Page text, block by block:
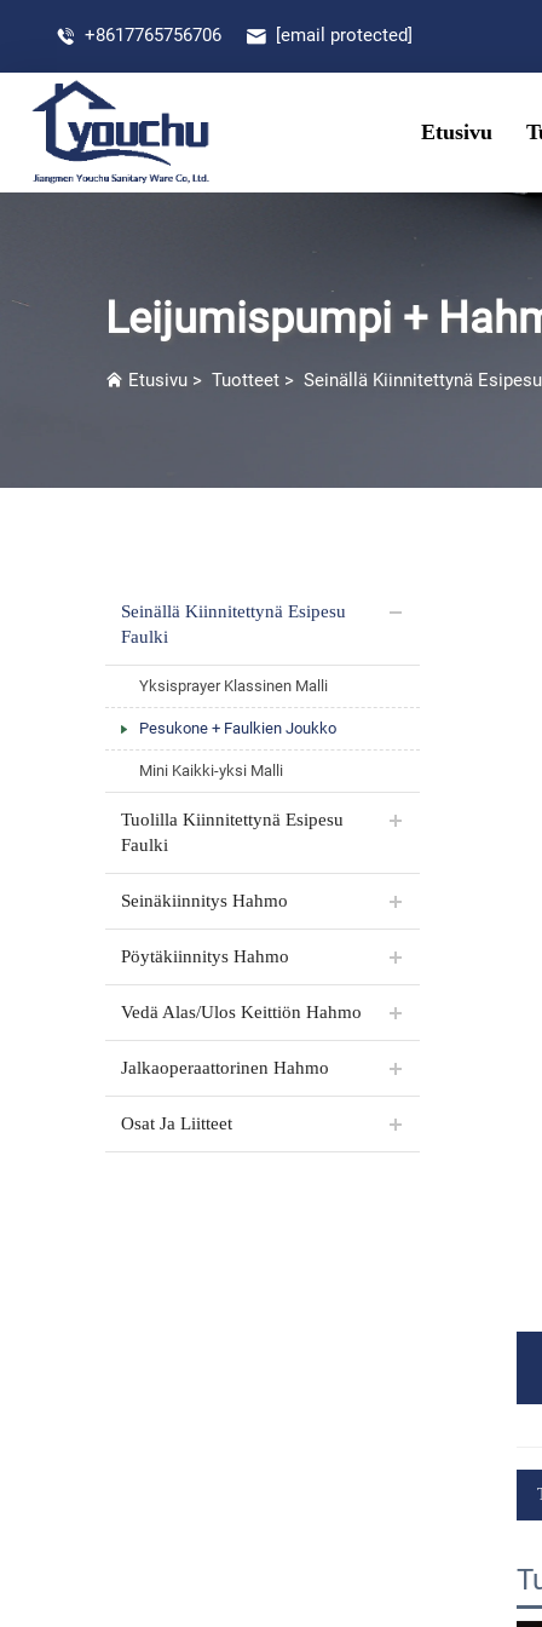
+8617765756706 [email protected]
Etusivu
Leijumispumpi +
Etusivu > Tuotteet > Seinällä Kiinnitettynä
Seinällä Kiinnitettynä Esipesu
Faulki
Yksisprayer Klassinen Malli
Pesukone + Faulkien Joukko
Mini Kaikki-yksi Malli
Tuolilla Kiinnitettynä Esipesu
Faulki
Seinäkiinnitys Hahmo
Pöytäkiinnitys Hahmo
Vedä Alas/Ulos Keittiön Hahmo
Jalkaoperaattorinen Hahmo
Osat Ja Liitteet